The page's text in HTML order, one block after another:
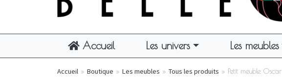
Accueil Les univers Les meubles
Accueil » Boutique » Les meubles » Tous les produits » Petit meuble Oscar